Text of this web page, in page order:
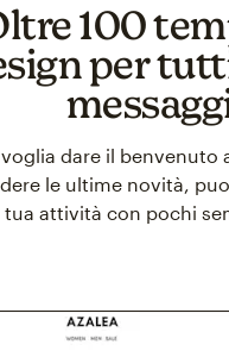
100
per
dare il benvenuto
le ultime novità,
tua attività con pochi